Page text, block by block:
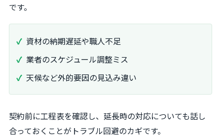
です。
資材の納期遅延や職人不足
業者のスケジュール調整ミス
天候など外的要因の見込み違い
契約前に工程表を確認し、延長時の対応についても話し
合っておくことがトラブル回避のカギです。